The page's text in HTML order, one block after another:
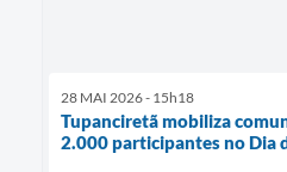
28 MAI 2026 - 15h18
Tupanciretã mobiliza
2.000 participantes no Dia